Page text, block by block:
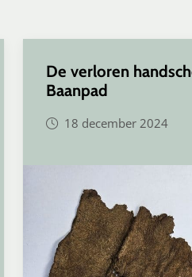
De verloren
Baanpad
18 december 2024